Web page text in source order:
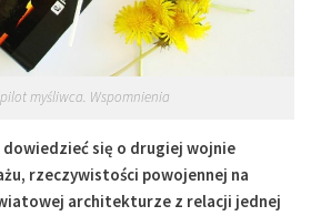
myśliwca. Wspomnienia
dowiedzieć się o drugiej wojnie
rzeczywistości powojennej na
architekturze z relacji jednej